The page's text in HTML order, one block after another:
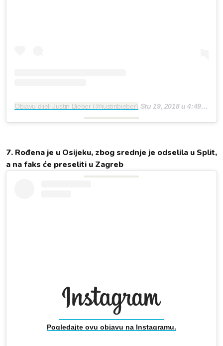
Objavu dijeli Justin Bieber (@justinbieber) Stu 19, 2018 u 4:49 PST
7. Rođena je u Osijeku, zbog srednje je odselila u Split,
a na faks će preseliti u Zagreb
Pogledajte ovu objavu na Instagramu.